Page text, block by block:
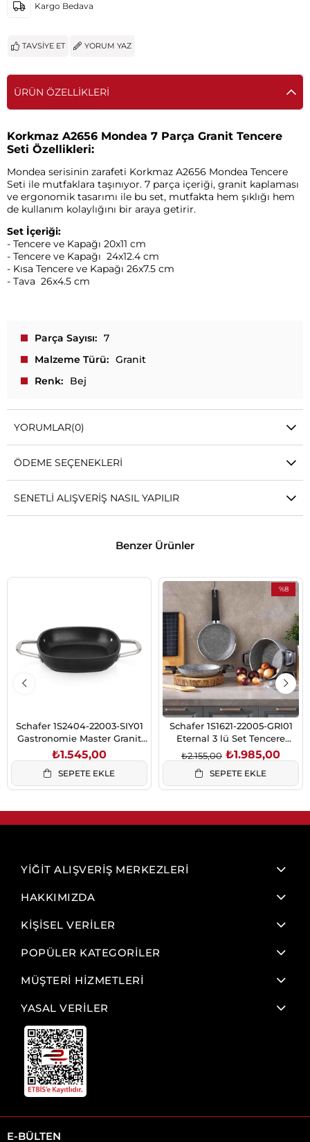
Kargo Bedava
TAVSIYE ET YORUM YAZ
ÜRÜN ÖZELLIKLERI
Korkmaz A2656 Mondea 7 Parça Granit Tencere
Seti Özellikleri:
Mondea serisinin zarafeti Korkmaz A2656 Mondea Tencere
Seti ile mutfaklara taşınıyor. 7 parça içeriği, granit kaplaması
ve ergonomik tasarımı ile bu set, mutfakta hem şıklığı hem
de kullanım kolaylığını bir araya getirir.
Set İçeriği:
- Tencere ve Kapağı 20x11 cm
- Tencere ve Kapağı 24x12.4 cm
- Kısa Tencere ve Kapağı 26x7.5 cm
- Tava 26x4.5 cm
Parça Sayısı
7
Malzeme Türü
Granit
Renk
Bej
YORUMLAR(0)
ÖDEME SEÇENEKLERI
SENETLI ALIŞVERIŞ NASIL YAPILIR
Benzer Ürünler
Schafer 1S2404-22003-SIY01
Gastronomie Master Granit
Sahan 20Cm-Siyah
₺1.545,00
SEPETE EKLE
%8
İndirim
%8İndirim
Schafer 1S1621-22005-GRI01
Eternal 3 lü Set Tencere
18Cm+Sahan
18Cm+Tava18Cm-Gri
₺1.985,00
₺2.155,00
SEPETE EKLE
YİĞİT ALIŞVERİŞ MERKEZLERİ
HAKKIMIZDA
KİŞİSEL VERİLER
POPÜLER KATEGORİLER
MÜŞTERİ HİZMETLERİ
YASAL VERİLER
E-BÜLTEN